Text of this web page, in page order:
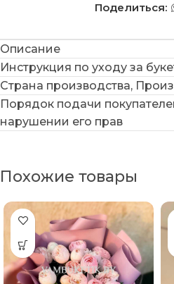
Поделиться:
Описание
Инструкция по уходу за
Страна производства,
Порядок подачи
нарушении его прав
Похожие товары